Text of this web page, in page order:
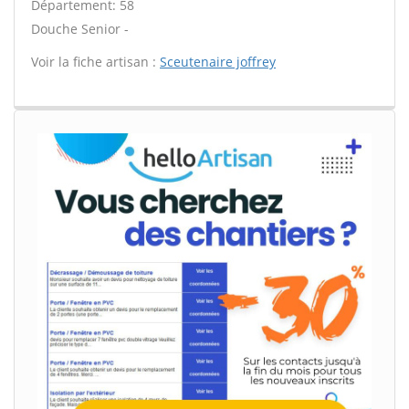
Département: 58
Douche Senior -
Voir la fiche artisan : Sceutenaire joffrey